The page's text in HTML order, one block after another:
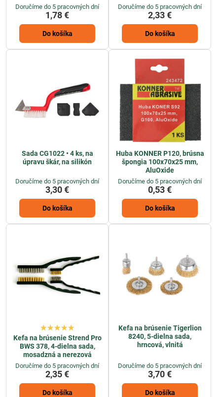
Doručíme do 5 pracovných dní
1,78 €
Do košíka
Doručíme do 5 pracovných dní
2,33 €
Do košíka
Sada CG1022 • 4 ks, na
úpravu škár, na silikón
Doručíme do 5 pracovných dní
3,30 €
Do košíka
Huba KONNER P120, brúsna
špongia 100x70x25 mm,
AluOxide
Doručíme do 5 pracovných dní
0,53 €
Do košíka
Kefa na brúsenie Strend Pro
BWS 378, 4-dielna sada,
mosadzná a nerezová
Doručíme do 5 pracovných dní
2,35 €
Do košíka
Kefa na brúsenie Tigerlion
8240, 5-dielna sada,
hrncová, vlnitá
Doručíme do 5 pracovných dní
3,70 €
Do košíka